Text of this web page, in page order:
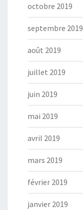
octobre 2019
septembre 2019
août 2019
juillet 2019
juin 2019
mai 2019
avril 2019
mars 2019
février 2019
janvier 2019